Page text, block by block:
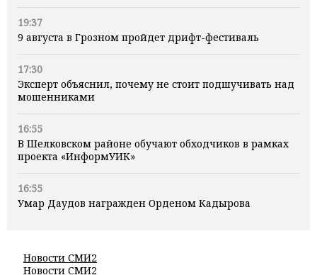
19:37
9 августа в Грозном пройдет дрифт-фестиваль
17:30
Эксперт объяснил, почему не стоит подшучивать над
мошенниками
16:55
В Шелковском районе обучают обходчиков в рамках
проекта «ИнформУИК»
16:55
Умар Даудов награжден Орденом Кадырова
Новости СМИ2
Новости СМИ2